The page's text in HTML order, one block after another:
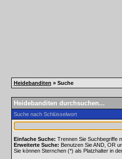
Heidebanditen » Suche
Heidebanditen durchsuchen...
Suche nach Schlüsselwort
Einfache Suche: Trennen Sie Suchbegriffe
Erweiterte Suche: Benutzen Sie AND, OR
Sie können Sternchen (*) als Platzhalter in